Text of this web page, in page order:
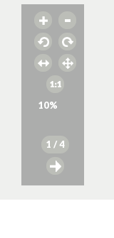
10%
1 / 4